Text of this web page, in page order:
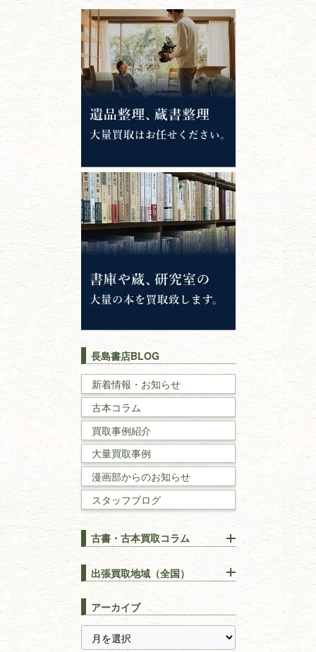
江戸時代の書物
唐本・漢籍・
中国書物・朝鮮本
錦絵・浮世絵・版画・刷り物
専門書・ 学術書
哲学書・思想書
心理学・倫理学
仏教書
神道・神社仏閣
イスラム教
キリスト教
戦記・戦史
国文学・
理工書
数学書・物理学書
建築書
漢方・鍼灸・東洋医学
易学・占い
スピリチュアル・
全集・
長島書店BLOG
新着情報・お知らせ
古本コラム
買取事例紹介
大量買取事例
漫画部からのお知らせ
スタッフブログ
古書・古本買取コラム
【出張買取】古本の大量買取
りOK！効率的に売る方法
長島書店の便利な買取サービ
ス
【持ち込み買取】店頭で簡単
に古本を売るメリットとは？
出張買取地域（全国）
千葉県
神奈川県
静岡県
アーカイブ